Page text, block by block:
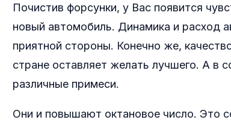
Почистив форсунки, у Вас появится
новый автомобиль. Динамика и расход
приятной стороны. Конечно же,
стране оставляет желать лучшего. А в
различные примеси.
Они и повышают октановое число. Это